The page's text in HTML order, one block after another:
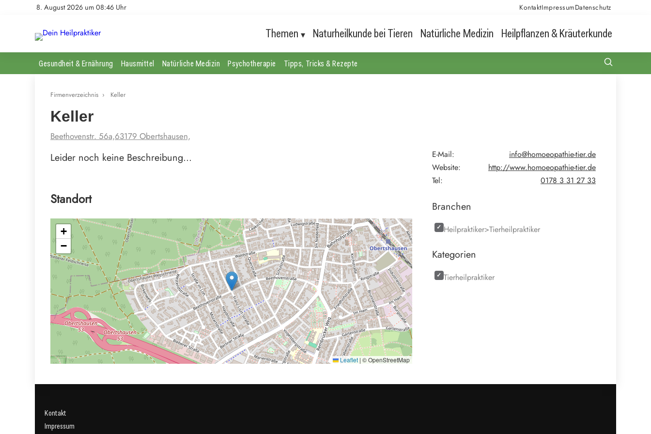
8. August 2026 um 08:46 Uhr KontaktImpressumDatenschutz
Themen Naturheilkunde bei Tieren Natürliche Medizin Heilpflanzen & Kräuterkunde
Gesundheit & Ernährung Hausmittel Natürliche Medizin Psychotherapie Tipps, Tricks & Rezepte
Firmenverzeichnis › Keller
Keller
Beethovenstr. 56a,63179 Obertshausen,
Leider noch keine Beschreibung…
Standort
+
−
Leaflet | © OpenStreetMap
E-Mail:
info@homoeopathie-tier.de
Website:
http://www.homoeopathie-tier.de
Tel:
0178 3 31 27 33
Branchen
Heilpraktiker>Tierheilpraktiker
Kategorien
Tierheilpraktiker
Kontakt
Impressum